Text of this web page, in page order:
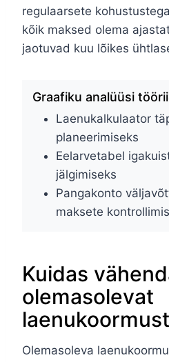
regulaarsete
kõik maksed olema
jaotuvad kuu lõikes
Graafiku analüüsi
Laenukalkulaator
planeerimiseks
Eelarvetabel
jälgimiseks
Pangakonto
maksete
Kuidas
olemasolevat
Olemasoleva